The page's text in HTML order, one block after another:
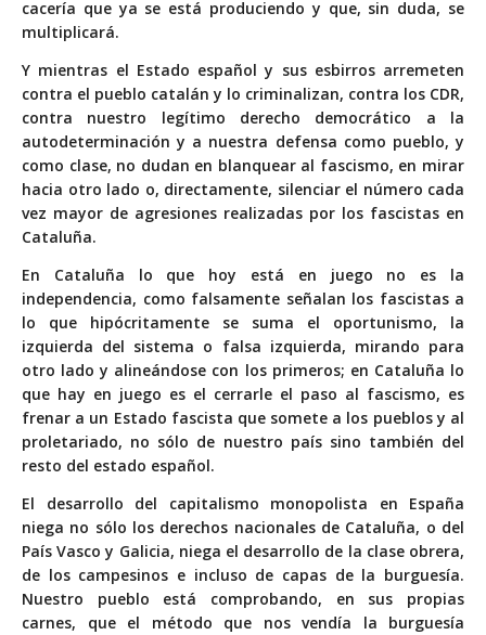
cacería que ya se está produciendo y que, sin duda, se
multiplicará.
Y mientras el Estado español y sus esbirros arremeten
contra el pueblo catalán y lo criminalizan, contra los CDR,
contra nuestro legítimo derecho democrático a la
autodeterminación y a nuestra defensa como pueblo, y
como clase, no dudan en blanquear al fascismo, en mirar
hacia otro lado o, directamente, silenciar el número cada
vez mayor de agresiones realizadas por los fascistas en
Cataluña.
En Cataluña lo que hoy está en juego no es la
independencia, como falsamente señalan los fascistas a
lo que hipócritamente se suma el oportunismo, la
izquierda del sistema o falsa izquierda, mirando para
otro lado y alineándose con los primeros; en Cataluña lo
que hay en juego es el cerrarle el paso al fascismo, es
frenar a un Estado fascista que somete a los pueblos y al
proletariado, no sólo de nuestro país sino también del
resto del estado español.
El desarrollo del capitalismo monopolista en España
niega no sólo los derechos nacionales de Cataluña, o del
País Vasco y Galicia, niega el desarrollo de la clase obrera,
de los campesinos e incluso de capas de la burguesía.
Nuestro pueblo está comprobando, en sus propias
carnes, que el método que nos vendía la burguesía